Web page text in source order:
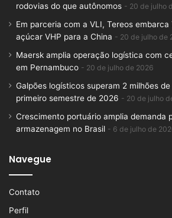
rodovias do que autônomos
20 de julho
Em parceria com a VLI, Tereos
açúcar VHP para a China
20 de julho de
Maersk amplia operação logística com
em Pernambuco
20 de julho de 2026
Galpões logísticos superam 2 milhões
primeiro semestre de 2026
20 de julho
Crescimento portuário amplia demanda
armazenagem no Brasil
6 de julho de
Navegue
Contato
Perfil